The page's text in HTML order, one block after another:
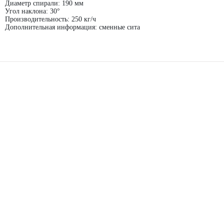
Диаметр спирали: 190 мм
Угол наклона: 30°
Производительность: 250 кг/ч
Дополнительная информация: сменные сита